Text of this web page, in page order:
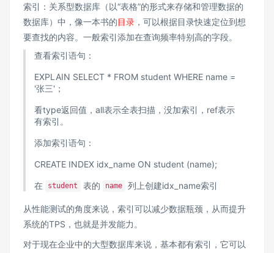
索引：关系型数据库（以“表格”的形式来存储和管理数据的
数据库）中，像一本书的目录 ，可以根据目录快速定位到想
要查找的内容。一般索引添加在查询频率特别高的字段。
查看索引语句：
EXPLAIN SELECT * FROM student WHERE name =
'张三'；
看type返回值，all表示全表扫描，没加索引，ref表示
有索引。
添加索引语句：
CREATE INDEX idx_name ON student (name);
在 student 表的 name 列上创建idx_name索引
从性能测试的角度来说，索引可以减少数据瓶颈，从而提升
系统的TPS，也就是并发能力。
对于现在企业中的大型数据库来说，基本都有索引，它可以